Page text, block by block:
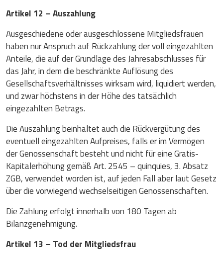
Artikel 12 – Auszahlung
Ausgeschiedene oder ausgeschlossene Mitgliedsfrauen
haben nur Anspruch auf Rückzahlung der voll eingezahlten
Anteile, die auf der Grundlage des Jahresabschlusses für
das Jahr, in dem die beschränkte Auflösung des
Gesellschaftsverhältnisses wirksam wird, liquidiert werden,
und zwar höchstens in der Höhe des tatsächlich
eingezahlten Betrags.
Die Auszahlung beinhaltet auch die Rückvergütung des
eventuell eingezahlten Aufpreises, falls er im Vermögen
der Genossenschaft besteht und nicht für eine Gratis-
Kapitalerhöhung gemäß Art. 2545 – quinquies, 3. Absatz
ZGB, verwendet worden ist, auf jeden Fall aber laut Gesetz
über die vorwiegend wechselseitigen Genossenschaften.
Die Zahlung erfolgt innerhalb von 180 Tagen ab
Bilanzgenehmigung.
Artikel 13 – Tod der Mitgliedsfrau